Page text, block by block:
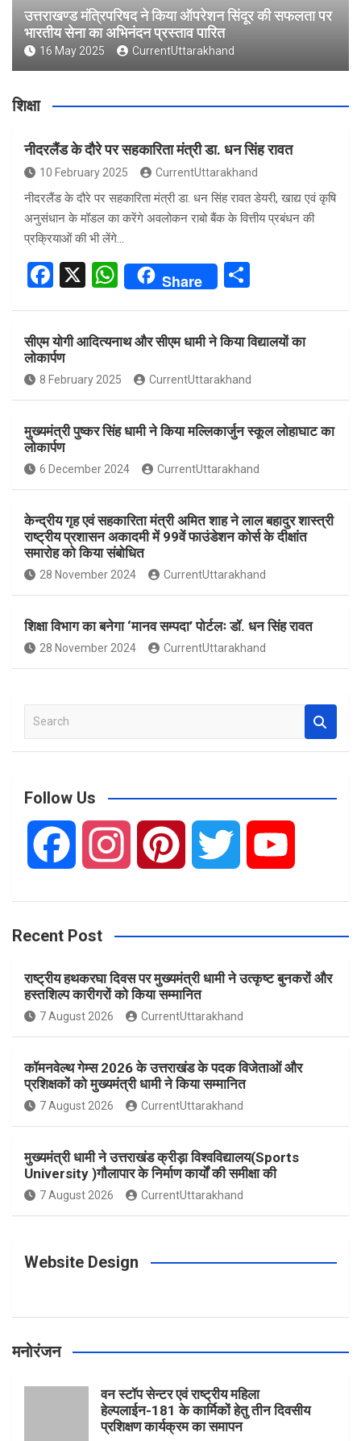
उत्तराखण्ड मंत्रिपरिषद ने किया ऑपरेशन सिंदूर की सफलता पर
भारतीय सेना का अभिनंदन प्रस्ताव पारित
16 May 2025 CurrentUttarakhand
शिक्षा
नीदरलैंड के दौरे पर सहकारिता मंत्री डा. धन सिंह रावत
10 February 2025 CurrentUttarakhand
नीदरलैंड के दौरे पर सहकारिता मंत्री डा. धन सिंह रावत डेयरी, खाद्य एवं कृषि
अनुसंधान के मॉडल का करेंगे अवलोकन राबो बैंक के वित्तीय प्रबंधन की
प्रक्रियाओं की भी लेंगे…
F
ce
b
o
o
k
X
W
s
A
p
p
Share
ar
e
सीएम योगी आदित्यनाथ और सीएम धामी ने किया विद्यालयों का
लोकार्पण
8 February 2025 CurrentUttarakhand
मुख्यमंत्री पुष्कर सिंह धामी ने किया मल्लिकार्जुन स्कूल लोहाघाट का
लोकार्पण
6 December 2024 CurrentUttarakhand
केन्द्रीय गृह एवं सहकारिता मंत्री अमित शाह ने लाल बहादुर शास्त्री
राष्ट्रीय प्रशासन अकादमी में 99वें फाउंडेशन कोर्स के दीक्षांत
समारोह को किया संबोधित
28 November 2024 CurrentUttarakhand
शिक्षा विभाग का बनेगा ‘मानव सम्पदा’ पोर्टलः डॉ. धन सिंह रावत
28 November 2024 CurrentUttarakhand
a
c
Follow Us
c
e
b
o
k
s
t
a
g
a
n
t
e
r
s
i
t
e
u
u
Recent Post
राष्ट्रीय हथकरघा दिवस पर मुख्यमंत्री धामी ने उत्कृष्ट बुनकरों और
हस्तशिल्प कारीगरों को किया सम्मानित
7 August 2026 CurrentUttarakhand
कॉमनवेल्थ गेम्स 2026 के उत्तराखंड के पदक विजेताओं और
प्रशिक्षकों को मुख्यमंत्री धामी ने किया सम्मानित
7 August 2026 CurrentUttarakhand
मुख्यमंत्री धामी ने उत्तराखंड क्रीड़ा विश्वविद्यालय(Sports
University )गौलापार के निर्माण कार्यों की समीक्षा की
7 August 2026 CurrentUttarakhand
Website Design
मनोरंजन
वन स्टॉप सेन्टर एवं राष्ट्रीय महिला
हेल्पलाईन-181 के कार्मिकों हेतु तीन दिवसीय
प्रशिक्षण कार्यक्रम का समापन